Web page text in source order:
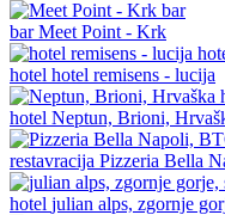
barMeet Point - Krk
hotel hotel remisens - lucija
hotel Neptun, Brioni,
restavracija Pizzeria Bella
hotel julian alps, zgornje